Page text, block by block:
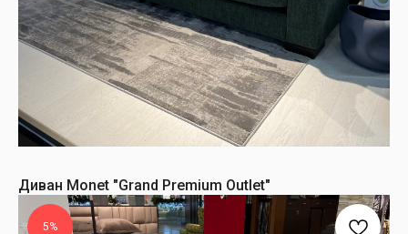
Диван Monet "Grand Premium Outlet"
5%